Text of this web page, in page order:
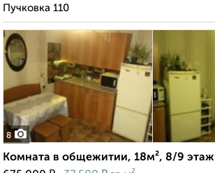
Пучковка 110
8
Комната в общежитии, 18м², 8/9 этаж